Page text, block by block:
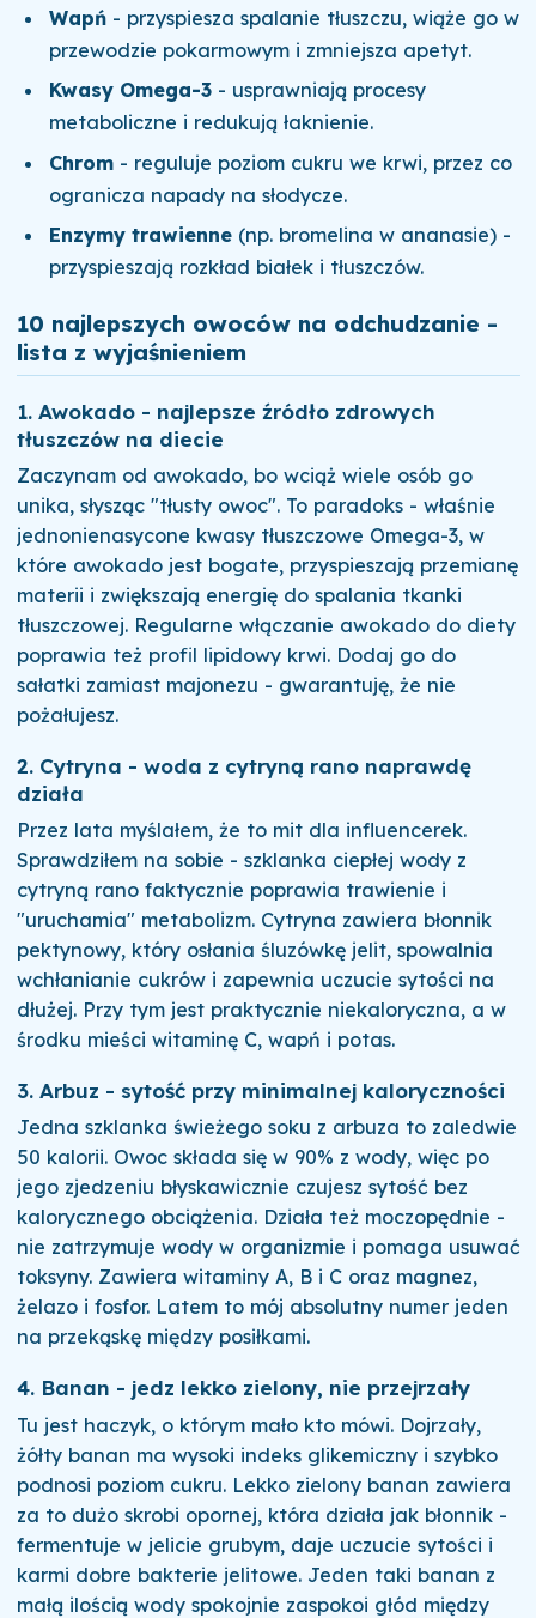
Wapń - przyspiesza spalanie tłuszczu, wiąże go w
przewodzie pokarmowym i zmniejsza apetyt.
Kwasy Omega-3 - usprawniają procesy
metaboliczne i redukują łaknienie.
Chrom - reguluje poziom cukru we krwi, przez co
ogranicza napady na słodycze.
Enzymy trawienne (np. bromelina w ananasie) -
przyspieszają rozkład białek i tłuszczów.
10 najlepszych owoców na odchudzanie -
lista z wyjaśnieniem
1. Awokado - najlepsze źródło zdrowych
tłuszczów na diecie
Zaczynam od awokado, bo wciąż wiele osób go
unika, słysząc "tłusty owoc". To paradoks - właśnie
jednonienasycone kwasy tłuszczowe Omega-3, w
które awokado jest bogate, przyspieszają przemianę
materii i zwiększają energię do spalania tkanki
tłuszczowej. Regularne włączanie awokado do diety
poprawia też profil lipidowy krwi. Dodaj go do
sałatki zamiast majonezu - gwarantuję, że nie
pożałujesz.
2. Cytryna - woda z cytryną rano naprawdę
działa
Przez lata myślałem, że to mit dla influencerek.
Sprawdziłem na sobie - szklanka ciepłej wody z
cytryną rano faktycznie poprawia trawienie i
"uruchamia" metabolizm. Cytryna zawiera błonnik
pektynowy, który osłania śluzówkę jelit, spowalnia
wchłanianie cukrów i zapewnia uczucie sytości na
dłużej. Przy tym jest praktycznie niekaloryczna, a w
środku mieści witaminę C, wapń i potas.
3. Arbuz - sytość przy minimalnej kaloryczności
Jedna szklanka świeżego soku z arbuza to zaledwie
50 kalorii. Owoc składa się w 90% z wody, więc po
jego zjedzeniu błyskawicznie czujesz sytość bez
kalorycznego obciążenia. Działa też moczopędnie -
nie zatrzymuje wody w organizmie i pomaga usuwać
toksyny. Zawiera witaminy A, B i C oraz magnez,
żelazo i fosfor. Latem to mój absolutny numer jeden
na przekąskę między posiłkami.
4. Banan - jedz lekko zielony, nie przejrzały
Tu jest haczyk, o którym mało kto mówi. Dojrzały,
żółty banan ma wysoki indeks glikemiczny i szybko
podnosi poziom cukru. Lekko zielony banan zawiera
za to dużo skrobi opornej, która działa jak błonnik -
fermentuje w jelicie grubym, daje uczucie sytości i
karmi dobre bakterie jelitowe. Jeden taki banan z
małą ilością wody spokojnie zaspokoi głód między